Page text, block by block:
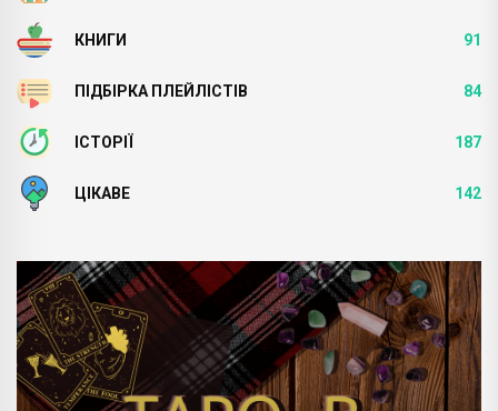
КНИГИ 91
ПІДБІРКА ПЛЕЙЛІСТІВ 84
ІСТОРІЇ 187
ЦІКАВЕ 142